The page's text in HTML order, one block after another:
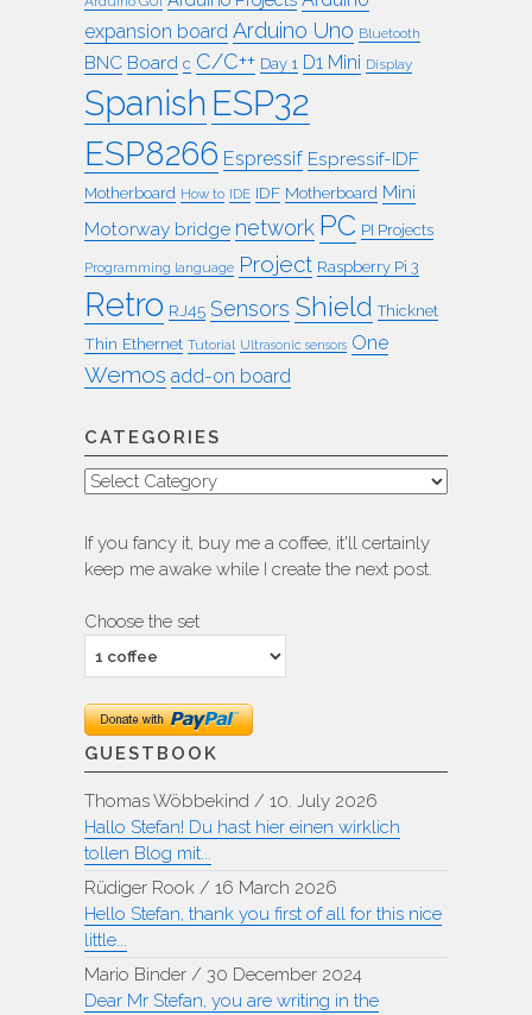
expansion board Arduino Uno Bluetooth
BNC Board c C/C++ Day 1 D1 Mini Display
Spanish ESP32
ESP8266 Espressif Espressif-IDF
Motherboard How to IDE IDF Motherboard Mini
Motorway bridge network PC PI Projects
Programming language Project Raspberry Pi 3
Retro RJ45 Sensors Shield Thicknet
Thin Ethernet Tutorial Ultrasonic sensors One
Wemos add-on board
CATEGORIES
Categories
If you fancy it, buy me a coffee, it'll certainly
keep me awake while I create the next post.
Choose the set
GUESTBOOK
Thomas Wöbbekind / 10. July 2026
Hallo Stefan! Du hast hier einen wirklich
tollen Blog mit...
Rüdiger Rook / 16 March 2026
Hello Stefan, thank you first of all for this nice
little...
Mario Binder / 30 December 2024
Dear Mr Stefan, you are writing in the